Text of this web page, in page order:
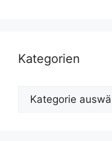
Kategorien
Kategorien